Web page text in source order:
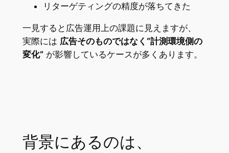
リターゲティングの精度が落ちてきた
一見すると広告運用上の課題に見えますが、
実際には 広告そのものではなく“計測環境側の
変化”が影響しているケースが多くあります。
背景にあるのは、